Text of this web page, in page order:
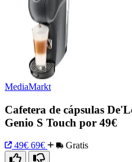
MediaMarkt
Cafetera de cápsulas
Genio S Touch por 49€
49€ 69€ Gratis